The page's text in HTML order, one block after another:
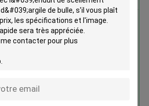
Paquet jetable de recette de
capsule de 20 grammes avec